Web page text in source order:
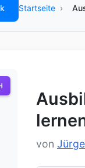
Startseite ›
von